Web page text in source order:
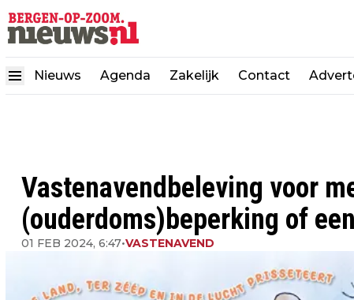
Nieuws Agenda Zakelijk Contact
Vastenavendbeleving voor
(ouderdoms)beperking of
01 FEB 2024, 6:47•VASTENAVEND